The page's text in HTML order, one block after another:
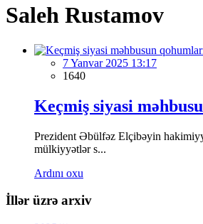
Saleh Rustamov
7 Yanvar 2025 13:17
1640
Keçmiş siyasi
Prezident Əbülfəz Elçibəyin
mülkiyyətlər s...
Ardını oxu
İllər üzrə arxiv